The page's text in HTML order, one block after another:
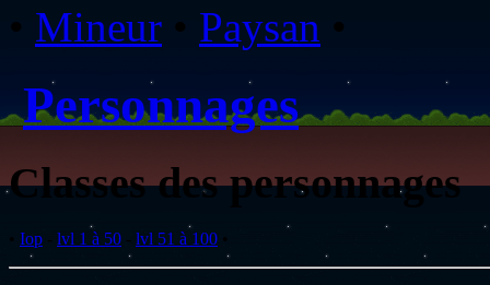
• Mineur • Paysan •
Personnages
Classes des personnages
• Iop lvl 1 à 50 lvl 51 à 100